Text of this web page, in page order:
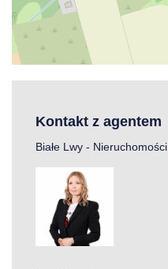
Kontakt z agentem
Białe Lwy - Nieruchomości